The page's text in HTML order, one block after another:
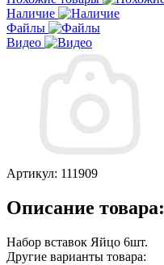
Наличие
Файлы
Видео
Артикул: 111909
Описание товара:
Набор вставок Яйцо 6шт.
Другие варианты товара: